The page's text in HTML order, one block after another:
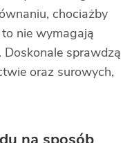
chociażby
nie wymagają
sprawdzą
oraz surowych,